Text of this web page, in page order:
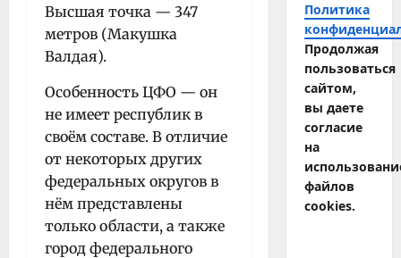
Высшая точка — 347
метров (Макушка
Валдая).
Особенность ЦФО — он
не имеет республик в
своём составе. В отличие
от некоторых других
федеральных округов в
нём представлены
только области, а также
город федерального
Политика
Продолжая
пользоваться
сайтом,
вы даете
согласие
на
файлов
cookies.